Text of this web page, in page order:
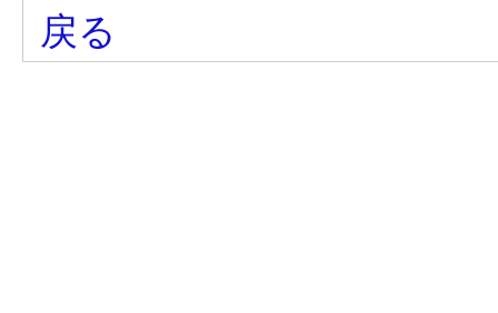
戻る